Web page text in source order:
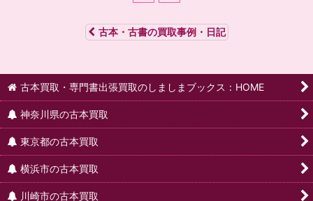
古本・古書の買取事例・日記
古本買取・専門書出張買取のしましまブックス：HOME
神奈川県の古本買取
東京都の古本買取
横浜市の古本買取
川崎市の古本買取